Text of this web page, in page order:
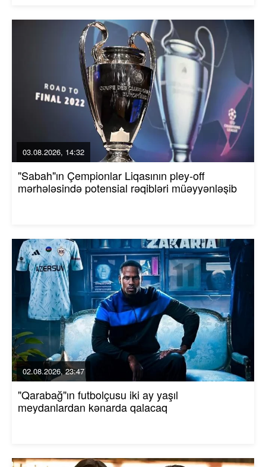
03.08.2026, 14:32
"Sabah"ın Çempionlar Liqasının pley-off
mərhələsində potensial rəqibləri müəyyənləşib
02.08.2026, 23:47
"Qarabağ"ın futbolçusu iki ay yaşıl
meydanlardan kənarda qalacaq